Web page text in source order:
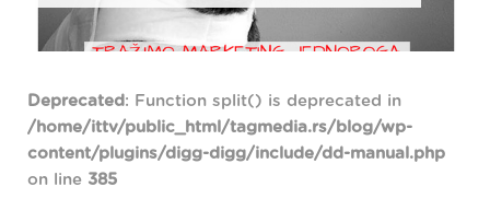
Deprecated: Function split() is deprecated in
/home/ittv/public_html/tagmedia.rs/blog/wp-
content/plugins/digg-digg/include/dd-manual.php
on line 385